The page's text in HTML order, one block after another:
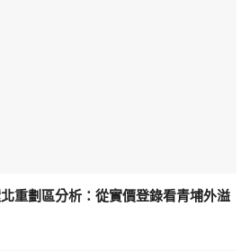
重劃區分析：從實價登錄看青埔外溢